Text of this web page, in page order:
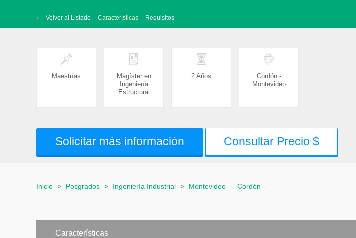
‹— Volver al Listado Características Requisitos
Maestrías
Magíster en
Ingeniería
Estructural
2 Años
Cordón -
Montevideo
Solicitar más información Consultar Precio $
Inicio > Posgrados > Ingeniería Industrial > Montevideo - Cordón
Características